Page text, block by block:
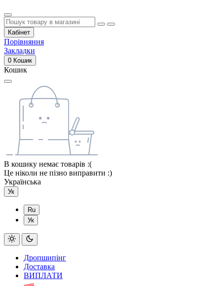
Кабінет
Порівняння
Закладки
0 Кошик
Кошик
В кошику немає товарів :(
Це ніколи не пізно виправити :)
Українська
Ук
Ru
Ук
Дропшипінг
Доставка
ВИПЛАТИ